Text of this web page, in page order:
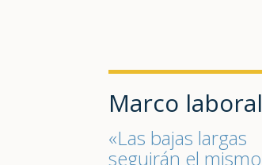
Marco laboral
«Las bajas largas
seguirán el mismo